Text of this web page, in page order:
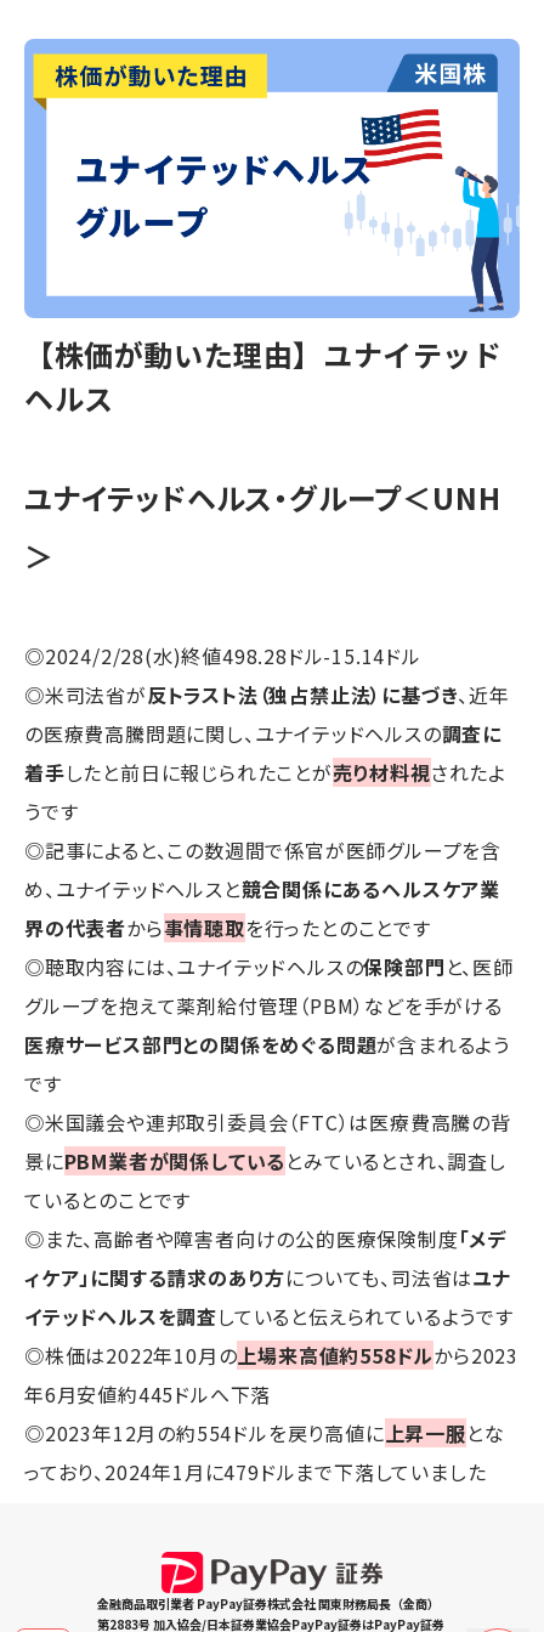
【株価が動いた理由】ユナイテッド
ヘルス
ユナイテッドヘルス・グループ＜UNH
＞
◎2024/2/28(水)終値498.28ドル-15.14ドル
◎米司法省が反トラスト法（独占禁止法）に基づき、近年
の医療費高騰問題に関し、ユナイテッドヘルスの調査に
着手したと前日に報じられたことが売り材料視されたよ
うです
◎記事によると、この数週間で係官が医師グループを含
め、ユナイテッドヘルスと競合関係にあるヘルスケア業
界の代表者から事情聴取を行ったとのことです
◎聴取内容には、ユナイテッドヘルスの保険部門 と、医師
グループを抱えて薬剤給付管理（PBM）などを手がける
医療サービス部門との関係をめぐる問題が含まれるよう
です
◎米国議会や連邦取引委員会（FTC）は医療費高騰の背
景にPBM業者が関係している とみているとされ、調査し
ているとのことです
◎また、高齢者や障害者向けの公的医療保険制度「メデ
ィケア」に関する請求のあり方についても、司法省はユナ
イテッドヘルスを調査していると伝えられているようです
◎株価は2022年10月の 上場来高値約558ドルから2023
年6月安値約445ドルへ下落
◎2023年12月の約554ドルを戻り高値に 上昇一服とな
っており、2024年1月に479ドルまで下落していました
金融商品取引業者 PayPay証券株式会社 関東財務局長（金商）
第2883号 加入協会/日本証券業協会PayPay証券はPayPay証券